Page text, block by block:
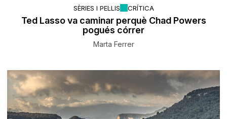
SÈRIES I PEL·LIS CRÍTICA
Ted Lasso va caminar perquè Chad Powers
pogués córrer
Marta Ferrer